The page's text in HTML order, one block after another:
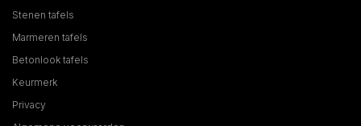
Stenen tafels
Marmeren tafels
Betonlook tafels
Keurmerk
Privacy